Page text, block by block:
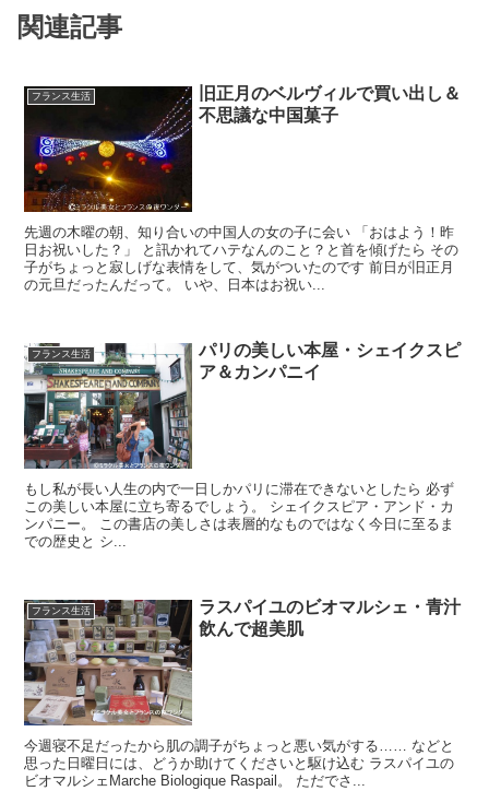
関連記事
フランス生活
旧正月のベルヴィルで買い出し＆
不思議な中国菓子
先週の木曜の朝、知り合いの中国人の女の子に会い 「おはよう！昨
日お祝いした？」 と訊かれてハテなんのこと？と首を傾げたら その
子がちょっと寂しげな表情をして、気がついたのです 前日が旧正月
の元旦だったんだって。 いや、日本はお祝い...
フランス生活
パリの美しい本屋・シェイクスピ
ア＆カンパニイ
もし私が長い人生の内で一日しかパリに滞在できないとしたら 必ず
この美しい本屋に立ち寄るでしょう。 シェイクスピア・アンド・カ
ンパニー。 この書店の美しさは表層的なものではなく今日に至るま
での歴史と シ...
フランス生活
ラスパイユのビオマルシェ・青汁
飲んで超美肌
今週寝不足だったから肌の調子がちょっと悪い気がする…… などと
思った日曜日には、どうか助けてくださいと駆け込む ラスパイユの
ビオマルシェMarche Biologique Raspail。 ただでさ...